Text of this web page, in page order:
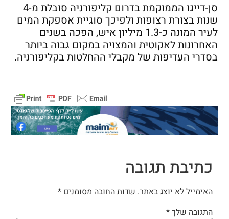
סן-דייגו הממוקמת בדרום קליפורניה סובלת מ-4
שנות בצורת רצופות ולפיכך סוגיית אספקת המים
לעיר המונה כ-1.3 מיליון איש, הפכה בשנים
האחרונות לאקוטית והמצויה במקום גבוה ביותר
בסדרי העדיפות של מקבלי ההחלטות בקליפורניה.
כתיבת תגובה
האימייל לא יוצג באתר. שדות החובה מסומנים *
התגובה שלך*